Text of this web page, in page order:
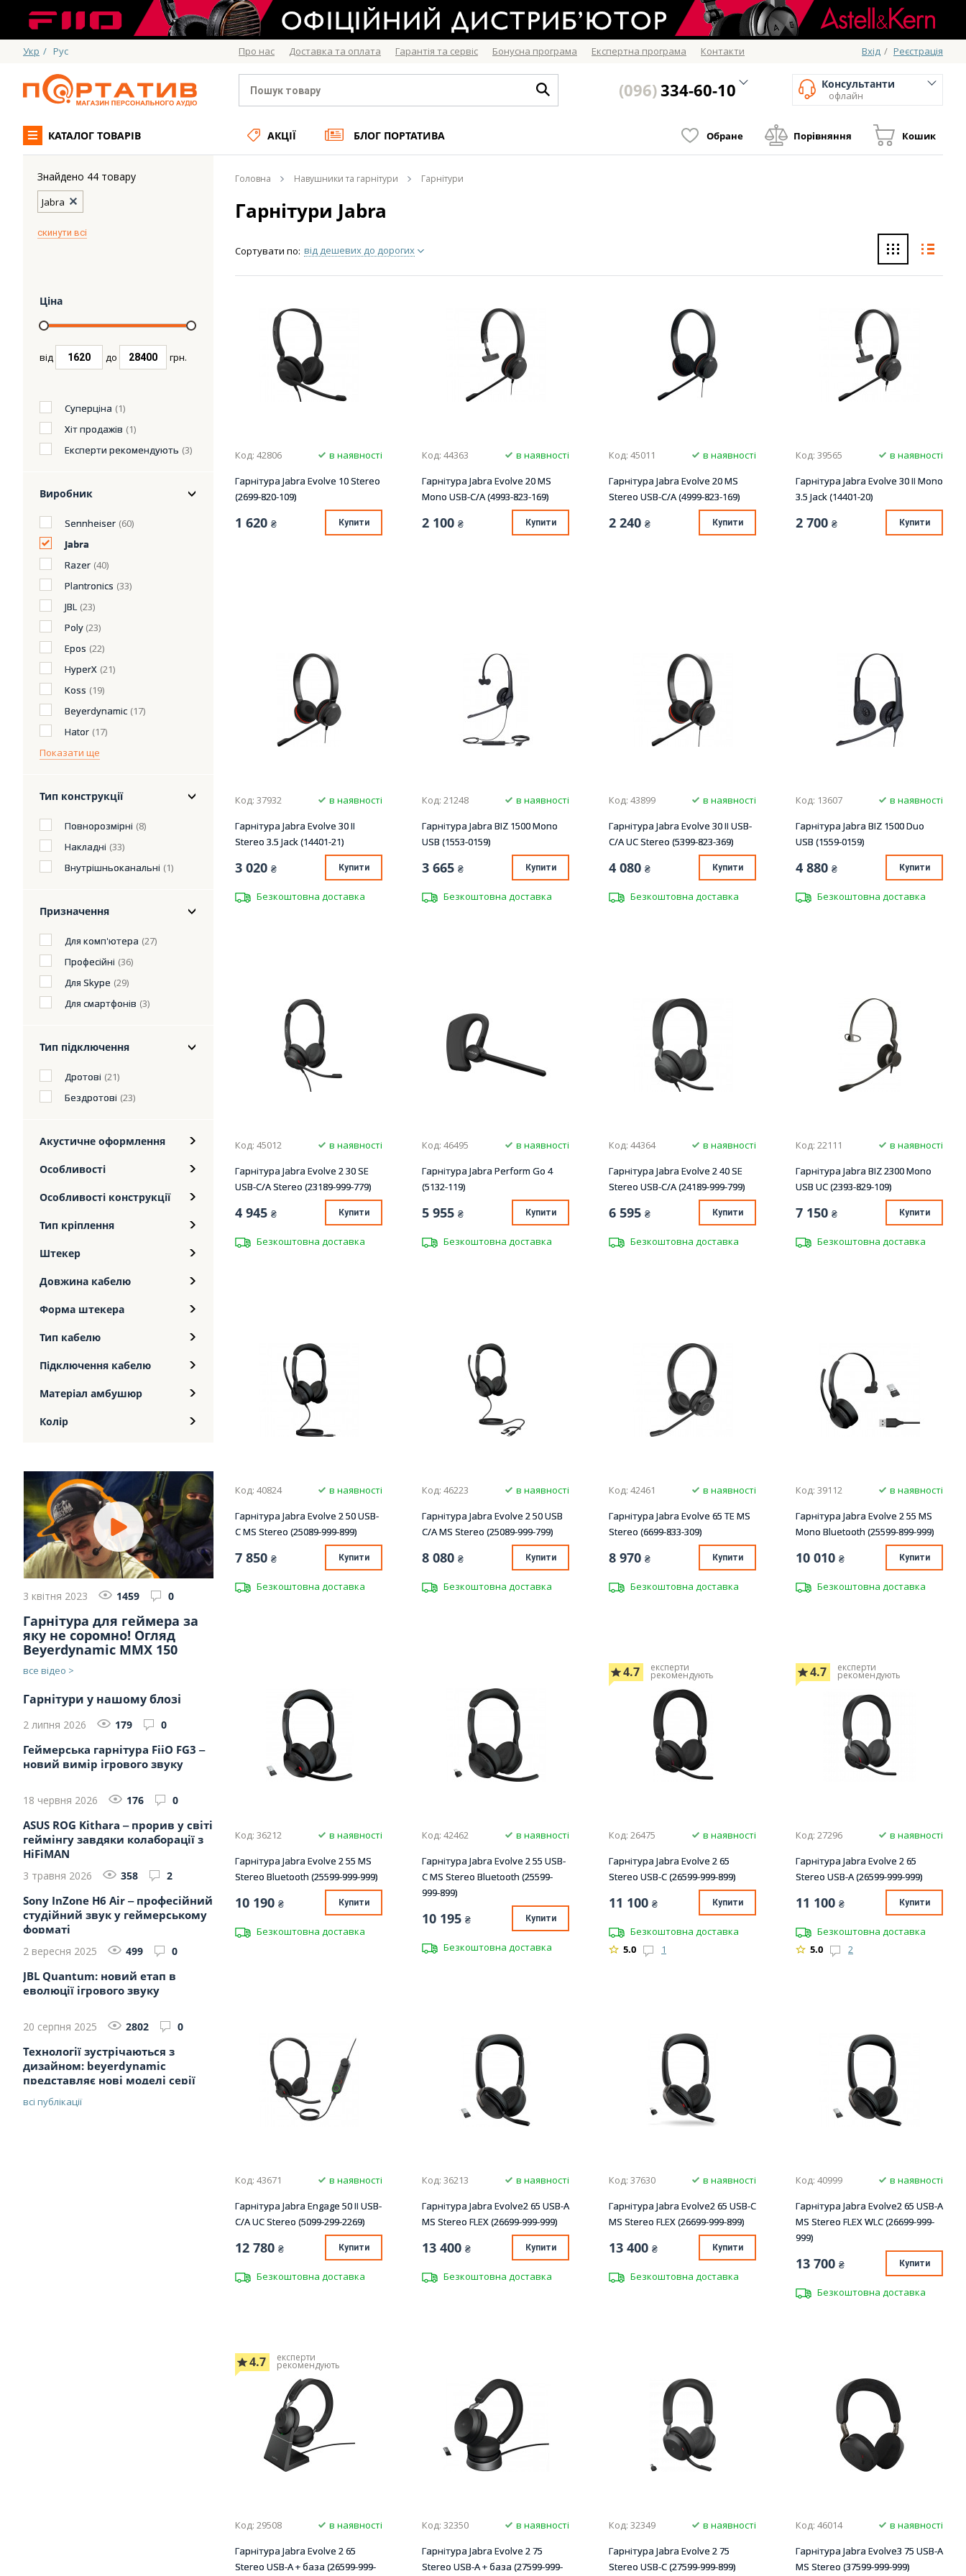
Укр / Рус Про нас Доставка та оплата Гарантія та сервіс Бонусна програма Експертна програма Контакти Вхід / Реєстрація
(096)334-60-10 Консультанти
офлайн
КАТАЛОГ ТОВАРІВ АКЦІЇ БЛОГ ПОРТАТИВА Обране Порівняння Кошик
Ціна
від до грн.
Суперціна (1)
Хіт продажів (1)
Експерти рекомендують (3)
Виробник
Sennheiser (60)
Jabra
Razer (40)
Plantronics (33)
JBL (23)
Poly (23)
Epos (22)
HyperX (21)
Koss (19)
Beyerdynamic (17)
Hator (17)
Показати ще
Тип конструкції
Повнорозмірні (8)
Накладні (33)
Внутрішньоканальні (1)
Призначення
Для комп'ютера (27)
Професійні (36)
Для Skype (29)
Для смартфонів (3)
Тип підключення
Дротові (21)
Бездротові (23)
Акустичне оформлення
Особливості
Особливості конструкції
Тип кріплення
Штекер
Довжина кабелю
Форма штекера
Тип кабелю
Підключення кабелю
Матеріал амбушюр
Колір
Знайдено 44 товару
Jabra
скинути всі
3 квітня 2023 1459 0
Гарнітура для геймера за
яку не соромно! Огляд
Beyerdynamic MMX 150
все відео >
Гарнітури у нашому блозі
2 липня 2026 179 0
Геймерська гарнітура FiiO FG3 ‒
новий вимір ігрового звуку
18 червня 2026 176 0
ASUS ROG Kithara ‒ прорив у світі
геймінгу завдяки колаборації з
HiFiMAN
3 травня 2026 358 2
Sony InZone H6 Air ‒ професійний
студійний звук у геймерському
форматі
2 вересня 2025 499 0
JBL Quantum: новий етап в
еволюції ігрового звуку
20 серпня 2025 2802 0
Технології зустрічаються з
дизайном: beyerdynamic
представляє нові моделі серії
MMX ...
всі публікації
Головна Навушники та гарнітури Гарнітури
Гарнітури Jabra
Сортувати по: від дешевих до дорогих
Код: 42806
в наявності
Гарнітура Jabra Evolve 10 Stereo
(2699-820-109)
1 620 ₴ Купити
Код: 44363
в наявності
Гарнітура Jabra Evolve 20 MS
Mono USB-C/A (4993-823-169)
2 100 ₴ Купити
Код: 45011
в наявності
Гарнітура Jabra Evolve 20 MS
Stereo USB-С/A (4999-823-169)
2 240 ₴ Купити
Код: 39565
в наявності
Гарнітура Jabra Evolve 30 II Mono
3.5 Jack (14401-20)
2 700 ₴ Купити
Код: 37932
в наявності
Гарнітура Jabra Evolve 30 II
Stereo 3.5 Jack (14401-21)
3 020 ₴ Купити
Безкоштовна доставка
Код: 21248
в наявності
Гарнітура Jabra BIZ 1500 Mono
USB (1553-0159)
3 665 ₴ Купити
Безкоштовна доставка
Код: 43899
в наявності
Гарнітура Jabra Evolve 30 II USB-
C/A UC Stereo (5399-823-369)
4 080 ₴ Купити
Безкоштовна доставка
Код: 13607
в наявності
Гарнітура Jabra BIZ 1500 Duo
USB (1559-0159)
4 880 ₴ Купити
Безкоштовна доставка
Код: 45012
в наявності
Гарнітура Jabra Evolve 2 30 SE
USB-C/A Stereo (23189-999-779)
4 945 ₴ Купити
Безкоштовна доставка
Код: 46495
в наявності
Гарнітура Jabra Perform Go 4
(5132-119)
5 955 ₴ Купити
Безкоштовна доставка
Код: 44364
в наявності
Гарнітура Jabra Evolve 2 40 SE
Stereo USB-C/A (24189-999-799)
6 595 ₴ Купити
Безкоштовна доставка
Код: 22111
в наявності
Гарнітура Jabra BIZ 2300 Mono
USB UC (2393-829-109)
7 150 ₴ Купити
Безкоштовна доставка
Код: 40824
в наявності
Гарнітура Jabra Evolve 2 50 USB-
C MS Stereo (25089-999-899)
7 850 ₴ Купити
Безкоштовна доставка
Код: 46223
в наявності
Гарнітура Jabra Evolve 2 50 USB
C/A MS Stereo (25089-999-799)
8 080 ₴ Купити
Безкоштовна доставка
Код: 42461
в наявності
Гарнітура Jabra Evolve 65 TE MS
Stereo (6699-833-309)
8 970 ₴ Купити
Безкоштовна доставка
Код: 39112
в наявності
Гарнітура Jabra Evolve 2 55 MS
Mono Bluetooth (25599-899-999)
10 010 ₴ Купити
Безкоштовна доставка
Код: 36212
в наявності
Гарнітура Jabra Evolve 2 55 MS
Stereo Bluetooth (25599-999-999)
10 190 ₴ Купити
Безкоштовна доставка
Код: 42462
в наявності
Гарнітура Jabra Evolve 2 55 USB-
C MS Stereo Bluetooth (25599-
999-899)
10 195 ₴ Купити
Безкоштовна доставка
4.7 експерти
рекомендують
Код: 26475
в наявності
Гарнітура Jabra Evolve 2 65
Stereo USB-C (26599-999-899)
11 100 ₴ Купити
Безкоштовна доставка
5.0
1
4.7 експерти
рекомендують
Код: 27296
в наявності
Гарнітура Jabra Evolve 2 65
Stereo USB-A (26599-999-999)
11 100 ₴ Купити
Безкоштовна доставка
5.0
2
Код: 43671
в наявності
Гарнітура Jabra Engage 50 II USB-
C/A UC Stereo (5099-299-2269)
12 780 ₴ Купити
Безкоштовна доставка
Код: 36213
в наявності
Гарнітура Jabra Evolve2 65 USB-A
MS Stereo FLEX (26699-999-999)
13 400 ₴ Купити
Безкоштовна доставка
Код: 37630
в наявності
Гарнітура Jabra Evolve2 65 USB-C
MS Stereo FLEX (26699-999-899)
13 400 ₴ Купити
Безкоштовна доставка
Код: 40999
в наявності
Гарнітура Jabra Evolve2 65 USB-A
MS Stereo FLEX WLC (26699-999-
999)
13 700 ₴ Купити
Безкоштовна доставка
4.7 експерти
рекомендують
Код: 29508
в наявності
Гарнітура Jabra Evolve 2 65
Stereo USB-A + база (26599-999-
Код: 32350
в наявності
Гарнітура Jabra Evolve 2 75
Stereo USB-A + база (27599-999-
Код: 32349
в наявності
Гарнітура Jabra Evolve 2 75
Stereo USB-C (27599-999-899)
Код: 46014
в наявності
Гарнітура Jabra Evolve3 75 USB-A
MS Stereo (37599-999-999)